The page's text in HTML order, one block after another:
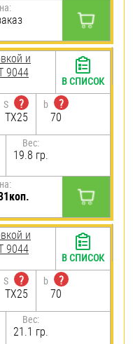
и
9044
S
?
TX25
b
?
70
Вес:
19.8 гр.
В СПИСОК
и
9044
S
?
TX25
b
?
70
Вес:
21.1 гр.
В СПИСОК